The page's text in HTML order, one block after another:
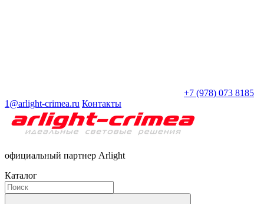
+7 (978) 073 8185
1@arlight-crimea.ru Контакты
официальный партнер Arlight
Каталог